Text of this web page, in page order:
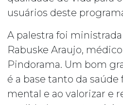
usuários deste
A palestra foi
Rabuske Araujo,
Pindorama. Um bom
é a base tanto da saúde
mental e ao valorizar e